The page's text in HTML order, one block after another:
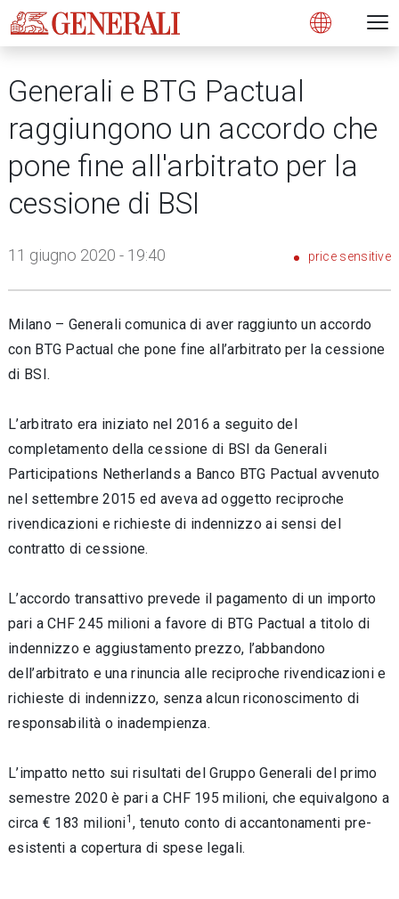
Open
Generali e BTG Pactual
raggiungono un accordo che
pone fine all'arbitrato per la
cessione di BSI
11 giugno 2020 - 19:40 price sensitive
Milano – Generali comunica di aver raggiunto un accordo
con BTG Pactual che pone fine all’arbitrato per la cessione
di BSI.
L’arbitrato era iniziato nel 2016 a seguito del
completamento della cessione di BSI da Generali
Participations Netherlands a Banco BTG Pactual avvenuto
nel settembre 2015 ed aveva ad oggetto reciproche
rivendicazioni e richieste di indennizzo ai sensi del
contratto di cessione.
L’accordo transattivo prevede il pagamento di un importo
pari a CHF 245 milioni a favore di BTG Pactual a titolo di
indennizzo e aggiustamento prezzo, l’abbandono
dell’arbitrato e una rinuncia alle reciproche rivendicazioni e
richieste di indennizzo, senza alcun riconoscimento di
responsabilità o inadempienza.
L’impatto netto sui risultati del Gruppo Generali del primo
semestre 2020 è pari a CHF 195 milioni, che equivalgono a
circa € 183 milioni1 , tenuto conto di accantonamenti pre-
esistenti a copertura di spese legali.